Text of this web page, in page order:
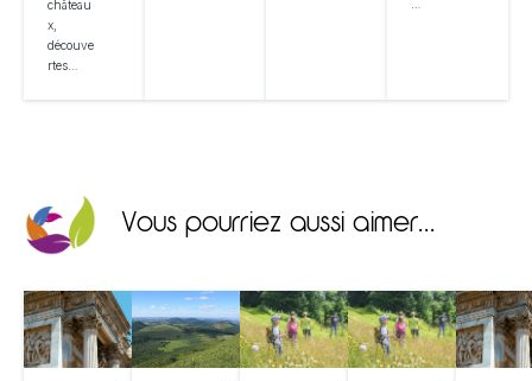
château
x,
découve
rtes…
Vous pourriez aussi aimer...